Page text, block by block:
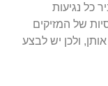
כל נגיעות
של המזיקים
ולכן יש לבצע